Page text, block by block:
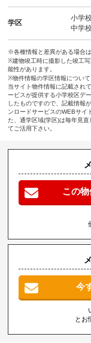
学区
小学
中学
※各種情報と差異がある場合
※建物竣工時に撮影した竣工
能性があります。
※物件情報の学区情報について
当サイト物件情報に記載され
ービスが提供する小学校区デ
したものですので、記載情報
ンロードサービスのWEBサイ
た、通学区域(学区)は毎年見
てご活用下さい。
この
今
とお